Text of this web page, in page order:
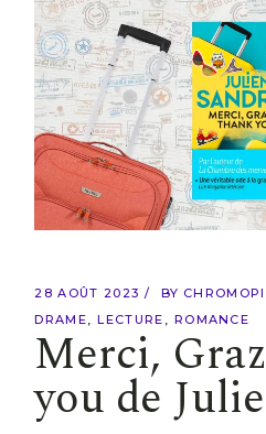
28 AOÛT 2023 BY
DRAME
LECTURE ROMANCE
Merci,
you de